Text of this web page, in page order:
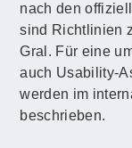
nach den
sind Richtlinien
Gral. Für eine
auch Usability-
werden im
beschrieben.